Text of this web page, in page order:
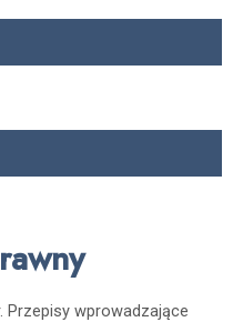
Przepisy wprowadzające